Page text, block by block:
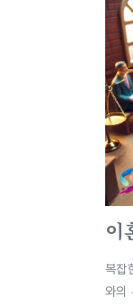
이
복잡
와의